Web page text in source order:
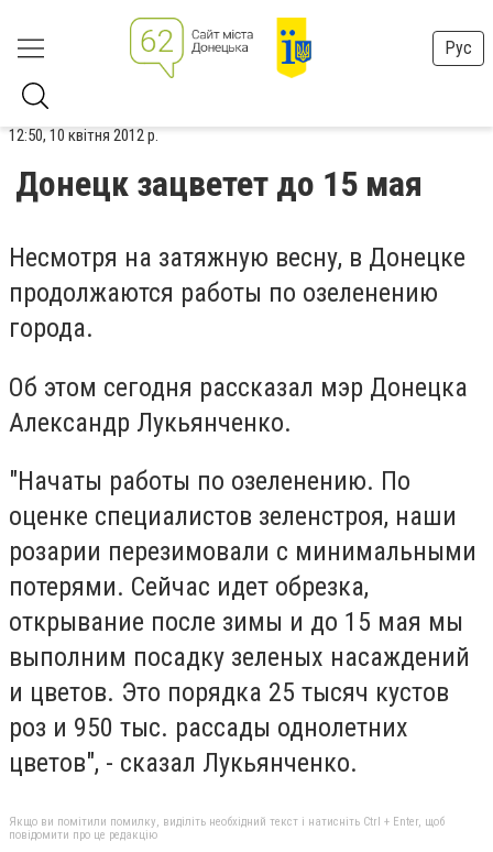
Рус
12:50, 10 квітня 2012 р.
Донецк зацветет до 15 мая
Несмотря на затяжную весну, в Донецке
продолжаются работы по озеленению
города.
Об этом сегодня рассказал мэр Донецка
Александр Лукьянченко.
"Начаты работы по озеленению. По
оценке специалистов зеленстроя, наши
розарии перезимовали с минимальными
потерями. Сейчас идет обрезка,
открывание после зимы и до 15 мая мы
выполним посадку зеленых насаждений
и цветов. Это порядка 25 тысяч кустов
роз и 950 тыс. рассады однолетних
цветов", - сказал Лукьянченко.
Якщо ви помітили помилку, виділіть необхідний текст і натисніть Ctrl + Enter, щоб
повідомити про це редакцію